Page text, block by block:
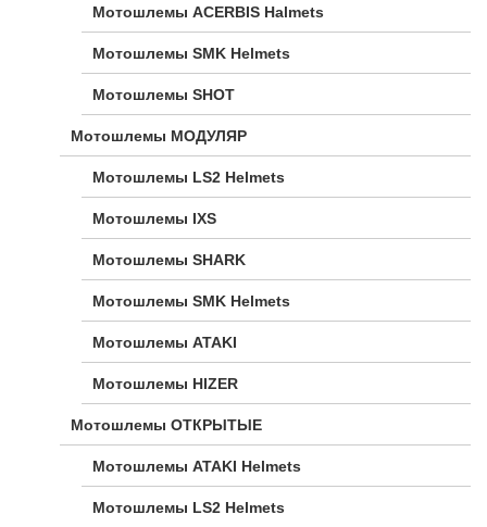
Мотошлемы ACERBIS Halmets
Мотошлемы SMK Helmets
Мотошлемы SHOT
Мотошлемы МОДУЛЯР
Мотошлемы LS2 Helmets
Мотошлемы IXS
Мотошлемы SHARK
Мотошлемы SMK Helmets
Мотошлемы ATAKI
Мотошлемы HIZER
Мотошлемы ОТКРЫТЫЕ
Мотошлемы ATAKI Helmets
Мотошлемы LS2 Helmets